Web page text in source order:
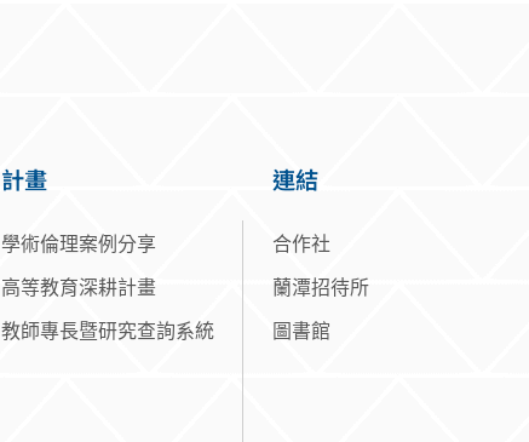
計畫
學術倫理案例分享
高等教育深耕計畫
教師專長暨研究查詢系統
連結
合作社
蘭潭招待所
圖書館